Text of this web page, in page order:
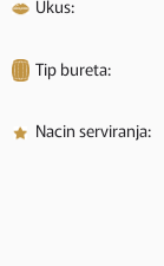
Ukus:
Tip bureta:
Nacin serviranja: